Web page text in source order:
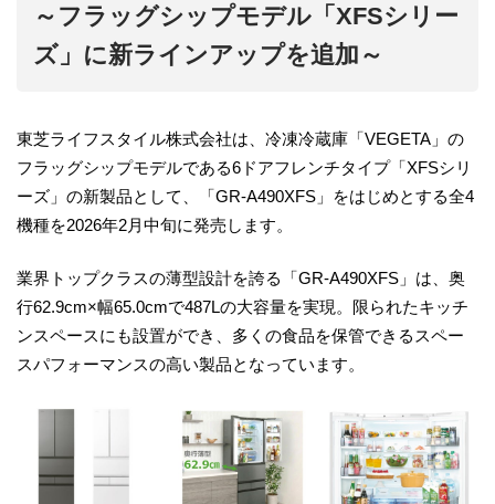
～フラッグシップモデル「XFSシリー
ズ」に新ラインアップを追加～
東芝ライフスタイル株式会社は、冷凍冷蔵庫「VEGETA」の
フラッグシップモデルである6ドアフレンチタイプ「XFSシリ
ーズ」の新製品として、「GR-A490XFS」をはじめとする全4
機種を2026年2月中旬に発売します。
業界トップクラスの薄型設計を誇る「GR-A490XFS」は、奥
行62.9cm×幅65.0cmで487Lの大容量を実現。限られたキッチ
ンスペースにも設置ができ、多くの食品を保管できるスペー
スパフォーマンスの高い製品となっています。